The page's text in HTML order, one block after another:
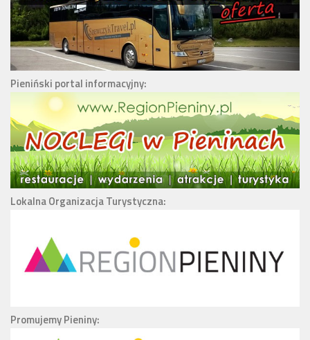
Pieniński portal informacyjny:
Lokalna Organizacja Turystyczna:
Promujemy Pieniny: